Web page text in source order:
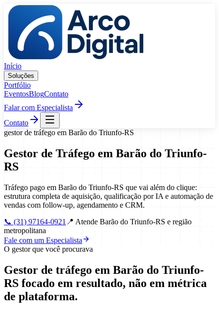
Pular para o conteúdo
Início
Soluções
Portfólio
EventosBlogContato
Falar com Especialista
Contato
gestor de tráfego em Barão do Triunfo-RS
Gestor de Tráfego em Barão do Triunfo-
RS
Tráfego pago em Barão do Triunfo-RS que vai além do clique:
estrutura completa de aquisição, qualificação por IA e automação de
vendas com follow-up, agendamento e CRM.
📞 (31) 97164-0921 📍 Atende Barão do Triunfo-RS e região
metropolitana
Fale com um Especialista
O gestor que você procurava
Gestor de tráfego em Barão do Triunfo-
RS focado em resultado, não em métrica
de plataforma.